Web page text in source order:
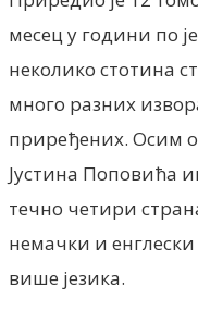
месец у години по
неколико стотина
много разних
приређених. Осим
Јустина Поповића
течно четири
немачки и
више језика.